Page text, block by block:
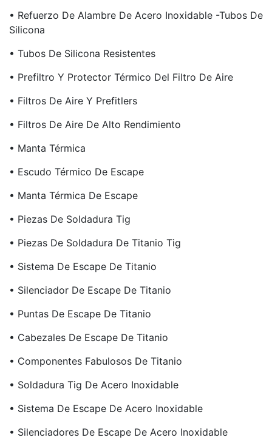
• Refuerzo De Alambre De Acero Inoxidable -tubos De
Silicona
• Tubos De Silicona Resistentes
• Prefiltro Y Protector Térmico Del Filtro De Aire
• Filtros De Aire Y Prefitlers
• Filtros De Aire De Alto Rendimiento
• Manta Térmica
• Escudo Térmico De Escape
• Manta Térmica De Escape
• Piezas De Soldadura Tig
• Piezas De Soldadura De Titanio Tig
• Sistema De Escape De Titanio
• Silenciador De Escape De Titanio
• Puntas De Escape De Titanio
• Cabezales De Escape De Titanio
• Componentes Fabulosos De Titanio
• Soldadura Tig De Acero Inoxidable
• Sistema De Escape De Acero Inoxidable
• Silenciadores De Escape De Acero Inoxidable